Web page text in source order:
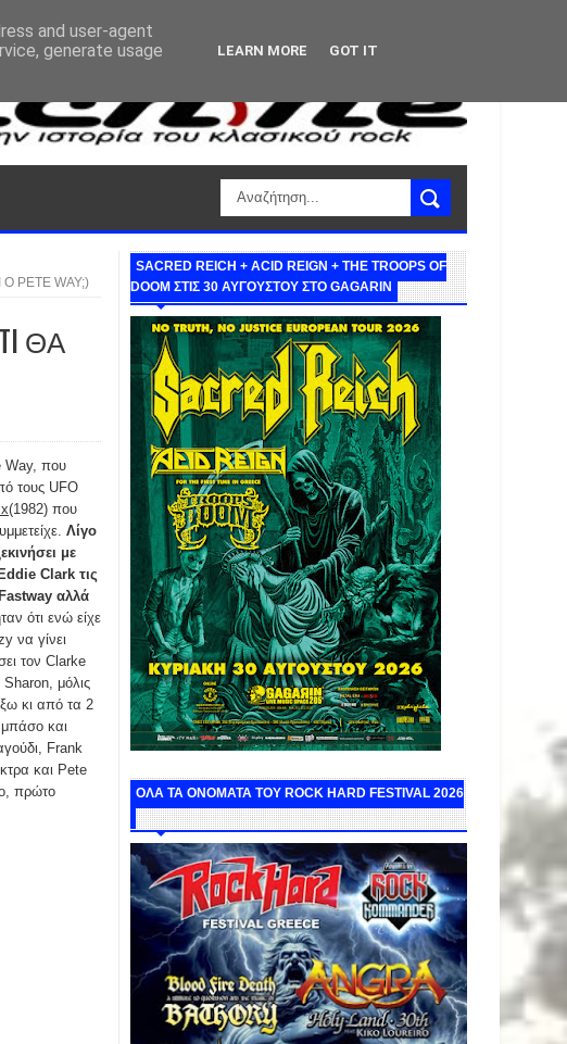
PETE WAY;)
ΘΑ
Way, που
τους UFO
(1982) που
Λίγο
με
Clark τις
αλλά
ότι ενώ είχε
να γίνει
τον Clarke
μόλις
κι από τα 2
και
Frank
και Pete
πρώτο
SACRED REICH + ACID REIGN + THE TROOPS OF
DOOM ΣΤΙΣ 30 ΑΥΓΟΥΣΤΟΥ ΣΤΟ GAGARIN
ΟΛΑ ΤΑ ΟΝΟΜΑΤΑ ΤΟΥ ROCK HARD FESTIVAL 2026
and user-agent
generate usage
LEARN MORE GOT IT